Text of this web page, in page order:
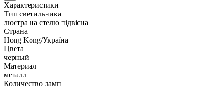
Характеристики
Тип светильника
люстра на стелю підвісна
Страна
Hong Kong/Україна
Цвета
черный
Материал
металл
Количество ламп